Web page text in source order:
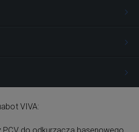
VIVA:
do odkurzacza basenowego